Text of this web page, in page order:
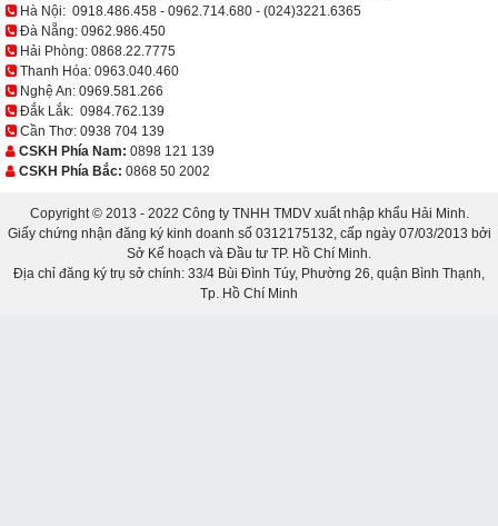
Hà Nội: 0918.486.458 - 0962.714.680 - (024)3221.6365
Đà Nẵng: 0962.986.450
Hải Phòng: 0868.22.7775
Thanh Hóa: 0963.040.460
Nghệ An: 0969.581.266
Đắk Lắk: 0984.762.139
Cần Thơ: 0938 704 139
CSKH Phía Nam: 0898 121 139
CSKH Phía Bắc: 0868 50 2002
Copyright © 2013 - 2022 Công ty TNHH TMDV xuất nhập khẩu Hải Minh.
Giấy chứng nhận đăng ký kinh doanh số 0312175132, cấp ngày 07/03/2013 bởi
Sở Kế hoạch và Đầu tư TP. Hồ Chí Minh.
Địa chỉ đăng ký trụ sở chính: 33/4 Bùi Đình Túy, Phường 26, quận Bình Thạnh,
Tp. Hồ Chí Minh